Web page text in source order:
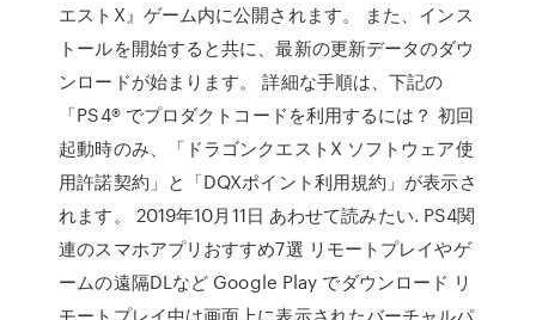
エストX』ゲーム内に公開されます。 また、インス
トールを開始すると共に、最新の更新データのダウ
ンロードが始まります。 詳細な手順は、下記の
「PS4® でプロダクトコードを利用するには？ 初回
起動時のみ、「ドラゴンクエストX ソフトウェア使
用許諾契約」と「DQXポイント利用規約」が表示さ
れます。 2019年10月11日 あわせて読みたい. PS4関
連のスマホアプリおすすめ7選 リモートプレイやゲ
ームの遠隔DLなど Google Play でダウンロード リ
モートプレイ中は画面上に表示されたバーチャルパ